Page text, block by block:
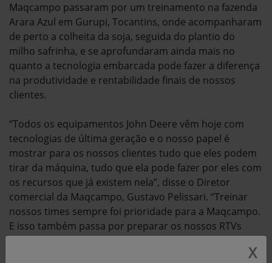
Maqcampo passaram por um treinamento na fazenda
Arara Azul em Gurupi, Tocantins, onde acompanharam
de perto a colheita da soja, seguida do plantio do
milho safrinha, e se aprofundaram ainda mais no
quanto a tecnologia embarcada pode fazer a diferença
na produtividade e rentabilidade finais de nossos
clientes.
“Todos os equipamentos John Deere vêm hoje com
tecnologias de última geração e o nosso papel é
mostrar para os nossos clientes tudo que eles podem
tirar da máquina, tudo que ela pode fazer por eles com
os recursos que já existem nela”, disse o Diretor
comercial da Maqcampo, Gustavo Pelissari. “Treinar
nossos times sempre foi prioridade para a Maqcampo.
E isso também passa por preparar os nossos RTVs
X